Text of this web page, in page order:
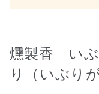
燻製香 いぶ
り（いぶり